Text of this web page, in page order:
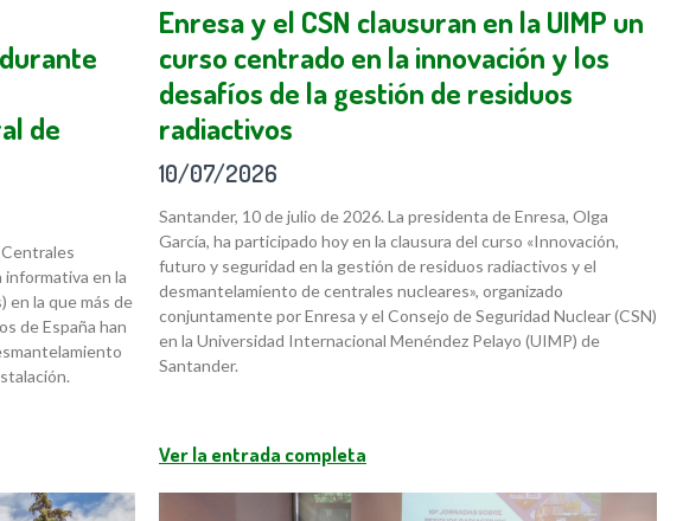
de
informativa en la
en la que más de
de España han
Enresa y el CSN clausuran en la UIMP un
curso centrado en la innovación y los
desafíos de la gestión de residuos
radiactivos
10/07/2026
Santander, 10 de julio de 2026. La presidenta de Enresa, Olga
García, ha participado hoy en la clausura del curso «Innovación,
futuro y seguridad en la gestión de residuos radiactivos y el
desmantelamiento de centrales nucleares», organizado
conjuntamente por Enresa y el Consejo de Seguridad Nuclear (CSN)
en la Universidad Internacional Menéndez Pelayo (UIMP) de
Santander.
Ver la entrada completa